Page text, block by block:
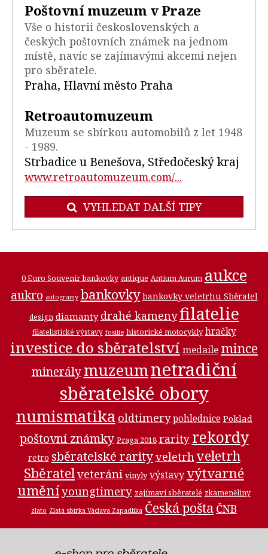
Poštovní muzeum v Praze
Vše o historii československých a
českých poštovních známek na jednom
místě, navíc se zajímavými akcemi nejen
pro sběratele.
Praha, Hlavní město Praha
Retroautomuzeum
Muzeum se sbírkou automobilů z let 1948
- 1989.
Strbadice u Benešova, Středočeský kraj
www.retroautomuzeum.com/...
VYHLEDAT DALŠÍ TIPY
0 Euro Souvenir bankovky antique Antium Aurum aukce
aukro autogramy bankovky bankovky veletrhu Sběratel
design diamanty drahé kamenyfilatelie
filatelistické výstavy fosilie historické motocykly hračky
investice do sběratelství medaile mince
minerálymuzeumnetradiční
sběratelské obory
numismatika oldtimery pohlednice Poklad
poštovní známky Praga 2018 rarity rekordy
retro sběratelské rarityveletrhveletrh
Sběratelveteráni vinyly výstavyvýtvarné
uměníyoungtimery zajímaví sběratelé zkameněliny
zlato Zlatá sbírka Václava Zapadlíka Česká pošta ČNB